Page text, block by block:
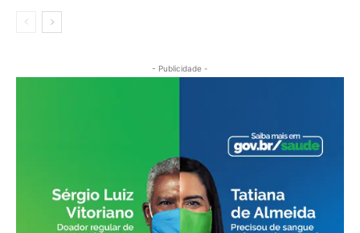
- Publicidade -